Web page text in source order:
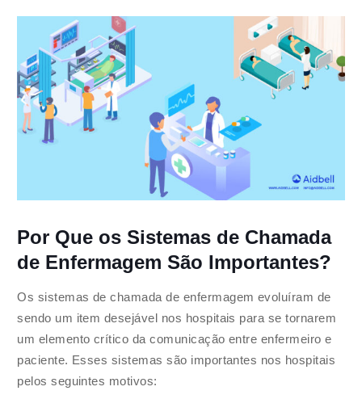
Por Que os Sistemas de Chamada
de Enfermagem São Importantes?
Os sistemas de chamada de enfermagem evoluíram de
sendo um item desejável nos hospitais para se tornarem
um elemento crítico da comunicação entre enfermeiro e
paciente. Esses sistemas são importantes nos hospitais
pelos seguintes motivos: